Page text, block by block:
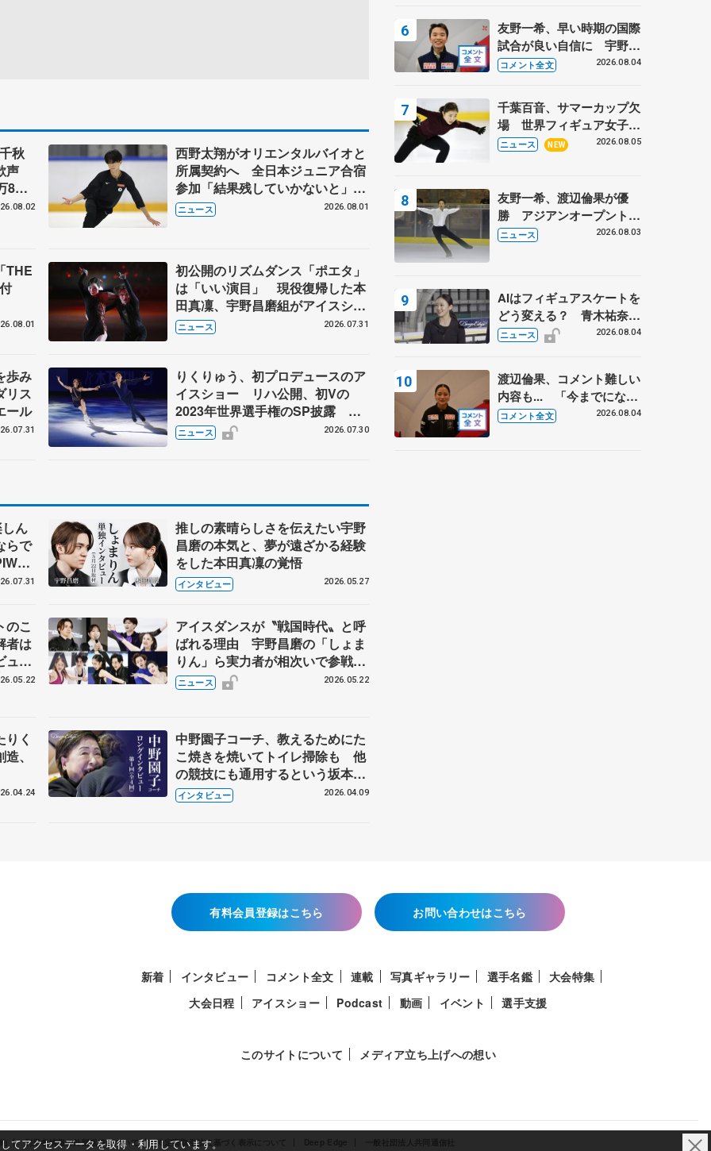
秋
声
8千
る
西野太翔がオリエンタルバイオと
所属契約へ 全日本ジュニア合宿
参加「結果残していかないと」
講師はジェーソン・ブラウン、岡
万佑子は助言感謝
ニュース 2026.08.01
THE
初公開のリズムダンス「ポエタ」
は「いい演目」 現役復帰した本
田真凜、宇野昌磨組がアイスショ
ー
ニュース 2026.07.31
歩み
リス
ール
りくりゅう、初プロデュースのア
イスショー リハ公開、初Vの
2023年世界選手権のSP披露 ハ
ゼボロ、チョクベイら豪華メンバ
ーが来日
ニュース 2026.07.30
ん
らで
前
推しの素晴らしさを伝えたい宇野
昌磨の本気と、夢が遠ざかる経験
をした本田真凜の覚悟
インタビュー 2026.05.27
のこ
者は
ュー
人、
アイスダンスが〝戦国時代〟と呼
ばれる理由 宇野昌磨の「しょま
りん」ら実力者が相次いで参戦
国内の競争激化
ニュース 2026.05.22
く
、
中野園子コーチ、教えるためにた
こ焼きを焼いてトイレ掃除も 他
の競技にも通用するという坂本花
織の筋肉
インタビュー 2026.04.09
友野一希、早い時期の国際
試合が良い自信に 宇野昌
磨の現役復帰に思っている
トロフィーフリー後】
コメント全文 2026.08.04
千葉百音、サマーカップ欠
場 世界フィギュア女子2
位
ニュース NEW 2026.08.05
友野一希、渡辺倫果が優
勝 アジアンオープントロ
フィー
ニュース 2026.08.03
AIはフィギュアスケートを
どう変える？ 青木祐奈と
考える採点、トレーニング
ニュース 2026.08.04
渡辺倫果、コメント難しい
内容も... 「今までにない
くらい早めに仕上げられて
コメント全文 2026.08.04
有料会員登録はこちら お問い合わせはこちら
新着 インタビュー コメント全文 連載 写真ギャラリー 選手名鑑
大会特集
大会日程
アイスショー Podcast 動画 イベント 選手支援
このサイトについて メディア立ち上げへの想い
利用者情報の外部送信について 特定商取引法に基づく表示について
アクセスデータを取得・利用しています。